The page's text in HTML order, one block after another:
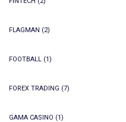
FLAGMAN (2)
FOOTBALL (1)
FOREX TRADING (7)
GAMA CASINO (1)